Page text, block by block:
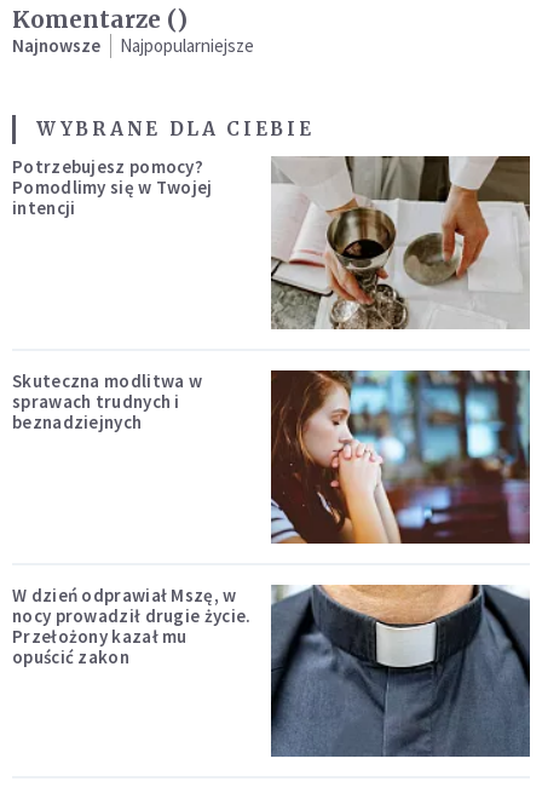
Komentarze ()
Najnowsze Najpopularniejsze
WYBRANE DLA CIEBIE
Potrzebujesz pomocy?
Pomodlimy się w Twojej
intencji
Skuteczna modlitwa w
sprawach trudnych i
beznadziejnych
W dzień odprawiał Mszę, w
nocy prowadził drugie życie.
Przełożony kazał mu
opuścić zakon